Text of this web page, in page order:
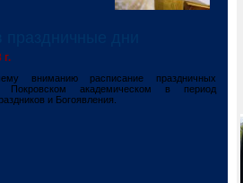
вниманию расписание праздничных
Покровском академическом в период
и Богоявления.